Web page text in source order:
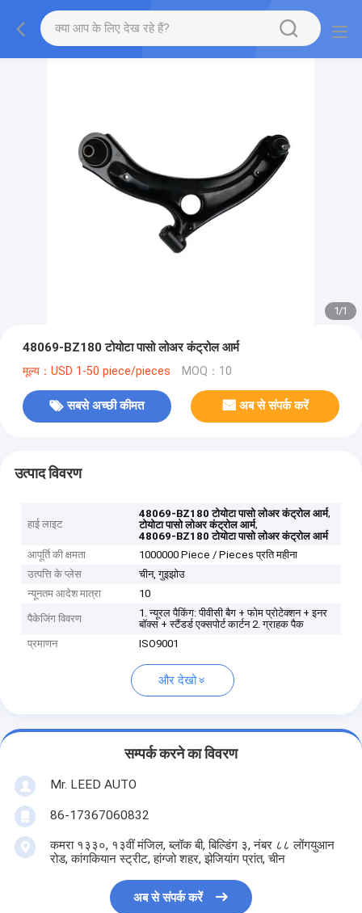
1/1
48069-BZ180 टोयोटा पासो लोअर कंट्रोल आर्म
मूल्य：USD 1-50 piece/pieces MOQ：10
सबसे अच्छी कीमत अब से संपर्क करें
उत्पाद विवरण
हाई लाइट
48069-BZ180 टोयोटा पासो लोअर कंट्रोल आर्म,
टोयोटा पासो लोअर कंट्रोल आर्म,
48069-BZ180 टोयोटा पासो लोअर कंट्रोल आर्म
आपूर्ति की क्षमता
1000000 Piece / Pieces प्रति महीना
उत्पत्ति के प्लेस
चीन, गुइझोउ
न्यूनतम आदेश मात्रा
10
पैकेजिंग विवरण
1. न्यूरल पैकिंग: पीवीसी बैग + फोम प्रोटेक्शन + इनर
बॉक्स + स्टैंडर्ड एक्सपोर्ट कार्टन 2. ग्राहक पैक
प्रमाणन
ISO9001
और देखो
सम्पर्क करने का विवरण
Mr. LEED AUTO
86-17367060832
कमरा १३३०, १३वीं मंजिल, ब्लॉक बी, बिल्डिंग ३, नंबर ८८ लोंगयुआन
रोड, कांगकियान स्ट्रीट, हांग्जो शहर, झेजियांग प्रांत, चीन
अब से संपर्क करें